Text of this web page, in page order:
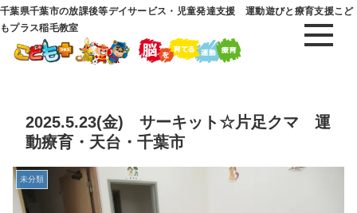
千葉県千葉市の放課後等デイサービス・児童発達支援 運動遊びと療育支援こど
もプラス稲毛教室
2025.5.23(金) サーキット☆片足クマ 運
動療育・天台・千葉市
未分類